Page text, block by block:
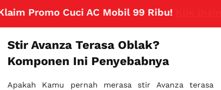
Promo Cuci AC Mobil 99 Ribu!Klik Disini
Stir Avanza Terasa Oblak?
Komponen Ini Penyebabnya
Apakah Kamu pernah merasa stir Avanza terasa